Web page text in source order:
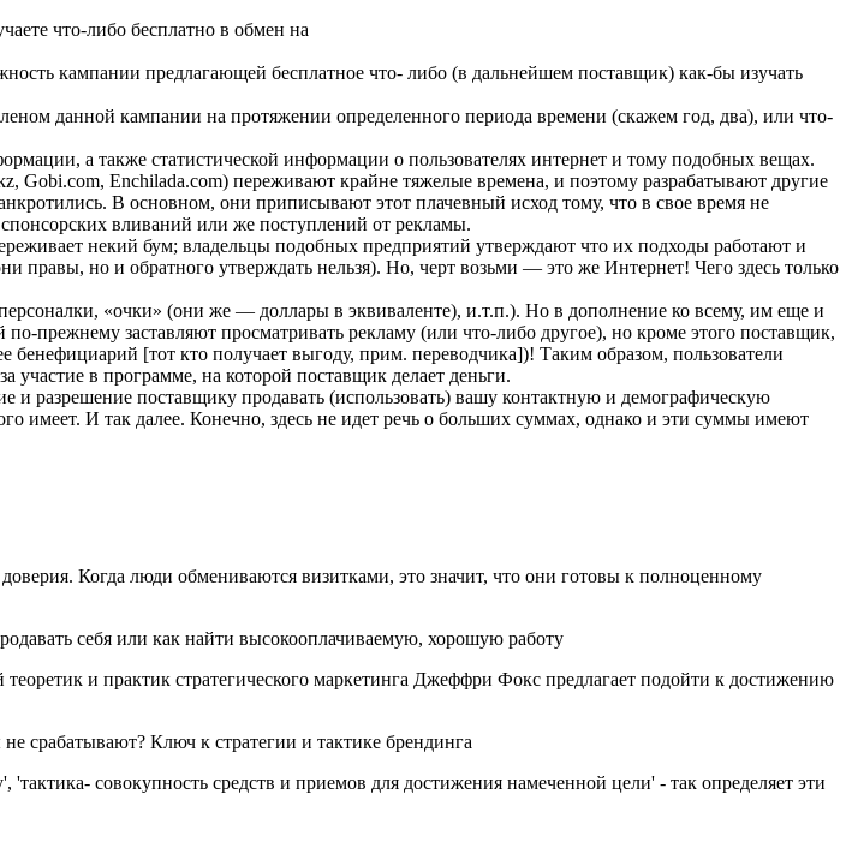
что-либо бесплатно в обмен на
кампании предлагающей бесплатное что- либо (в дальнейшем поставщик) как-бы изучать
данной кампании на протяжении определенного периода времени (скажем год, два), или что-
а также статистической информации о пользователях интернет и тому подобных вещах.
Enchilada.com) переживают крайне тяжелые времена, и поэтому разрабатывают другие
В основном, они приписывают этот плачевный исход тому, что в свое время не
вливаний или же поступлений от рекламы.
некий бум; владельцы подобных предприятий утверждают что их подходы работают и
правы, но и обратного утверждать нельзя). Но, черт возьми — это же Интернет! Чего здесь только
«очки» (они же — доллары в эквиваленте), и.т.п.). Но в дополнение ко всему, им еще и
прежнему заставляют просматривать рекламу (или что-либо другое), но кроме этого поставщик,
[тот кто получает выгоду, прим. переводчика])! Таким образом, пользователи
в программе, на которой поставщик делает деньги.
и разрешение поставщику продавать (использовать) вашу контактную и демографическую
И так далее. Конечно, здесь не идет речь о больших суммах, однако и эти суммы имеют
Когда люди обмениваются визитками, это значит, что они готовы к полноценному
и практик стратегического маркетинга Джеффри Фокс предлагает подойти к достижению
совокупность средств и приемов для достижения намеченной цели' - так определяет эти